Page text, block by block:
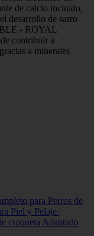
de calcio incluido,
desarrollo de sarro
- ROYAL
contribuir a
a minerales
para Perros de
Piel y Pelaje |
croqueta Adaptado